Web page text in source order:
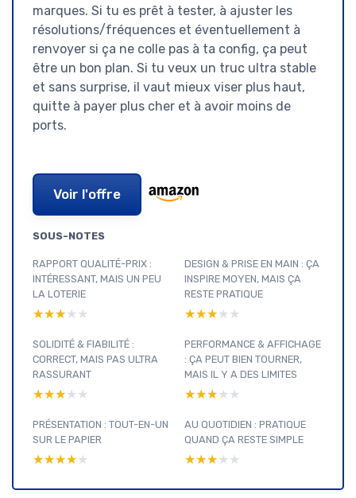
marques. Si tu es prêt à tester, à ajuster les
résolutions/fréquences et éventuellement à
renvoyer si ça ne colle pas à ta config, ça peut
être un bon plan. Si tu veux un truc ultra stable
et sans surprise, il vaut mieux viser plus haut,
quitte à payer plus cher et à avoir moins de
ports.
Voir l'offre
SOUS-NOTES
RAPPORT QUALITÉ-PRIX :
INTÉRESSANT, MAIS UN PEU
LA LOTERIE
★★★★★
★★★★★
DESIGN & PRISE EN MAIN : ÇA
INSPIRE MOYEN, MAIS ÇA
RESTE PRATIQUE
★★★★★
★★★★★
SOLIDITÉ & FIABILITÉ :
CORRECT, MAIS PAS ULTRA
RASSURANT
★★★★★
★★★★★
PERFORMANCE & AFFICHAGE
: ÇA PEUT BIEN TOURNER,
MAIS IL Y A DES LIMITES
★★★★★
★★★★★
PRÉSENTATION : TOUT-EN-UN
SUR LE PAPIER
★★★★★
★★★★★
AU QUOTIDIEN : PRATIQUE
QUAND ÇA RESTE SIMPLE
★★★★★
★★★★★